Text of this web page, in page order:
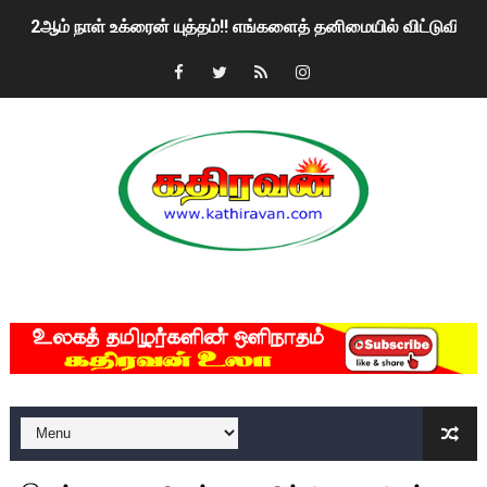
2ஆம் நாள் உக்ரைன் யுத்தம்!! எங்களைத் தனிமையில்
கதிரவன் வாசகர்களுக்கு இனிய பொங்கல் புத்தாண்டு
ரவுடி பேபிக்கு நடந்த தரமான சம்பவம்.. ஆபாச வீடியோக்களால்
காணாமல் போகும் பிள்ளையார்கள்!
யாழில் தமிழின தலைவர் பிரபாகரனின் பிறந்தநாளை
ஏர்போர்ட்டில் உதைத்த நபர் யார், என்ன நடந்தது?: உண்மையை
சீனா இலங்கையிடம் 8 மில்லியன் அமெரிக்க டொலர் நட்டஈடு
01/11/2021 Scotland ல் நடைபெறும் கண்டனப்